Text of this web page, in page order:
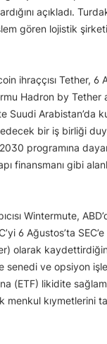
açıkladı.
gören lojistik
ihraççısı Tether, 6
Hadron by Tether
Suudi Arabistan’da
edecek bir iş birliği
2030 programına
finansmanı gibi
Wintermute,
6 Ağustos’ta SEC’e
olarak
senedi ve opsiyon
(ETF) likidite
menkul kıymetlerini